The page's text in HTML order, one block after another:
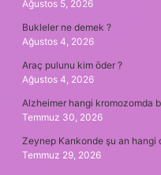
Ağustos 5, 2026
Bukleler ne demek ?
Ağustos 4, 2026
Araç pulunu kim öder ?
Ağustos 4, 2026
Alzheimer hangi kromozomda
Temmuz 30, 2026
Zeynep Kankonde şu an hangi
Temmuz 29, 2026